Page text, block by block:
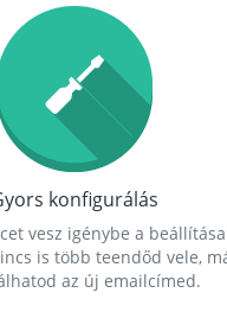
konfigurálás
vesz igénybe a
is több teendőd vele,
az új emailcímed.